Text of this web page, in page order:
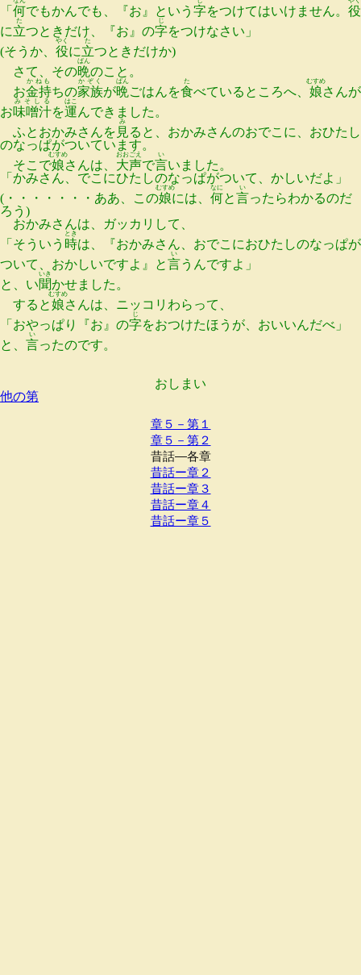
「 何でもかんでも、『お』という 字をつけてはいけません。 役
に立
た
つときだけ、『お』の字
じ
をつけなさい」
(そうか、 役
やく
に立
た
つときだけか)
さて、その晩
ばん
のこと。
お金持
かねも
ちの家族
かぞく
が晩
ばん
ごはんを食
た
べているところへ、 娘
むすめ
さんが
お味噌汁
みそしる
を運
はこ
んできました。
ふとおかみさんを 見
み
ると、おかみさんのおでこに、おひたし
のなっぱがついています。
そこで娘
むすめ
さんは、 大声
おおごえ
で言
い
いました。
「かみさん、でこにひたしのなっぱがついて、かしいだよ」
(・・・・・・・ああ、この娘
むすめ
には、 何
なに
と言
い
ったらわかるのだ
ろう)
おかみさんは、ガッカリして、
「そういう 時
とき
は、『おかみさん、おでこにおひたしのなっぱが
ついて、おかしいですよ』と言
い
うんですよ」
と、い聞
いき
かせました。
すると娘
むすめ
さんは、ニッコリわらって、
「おやっぱり『お』の字
じ
をおつけたほうが、おいいんだべ」
と、 言
い
ったのです。
おしまい
他の第
章５－第１
章５－第２
昔話―各章
昔話ー章２
昔話ー章３
昔話ー章４
昔話ー章５